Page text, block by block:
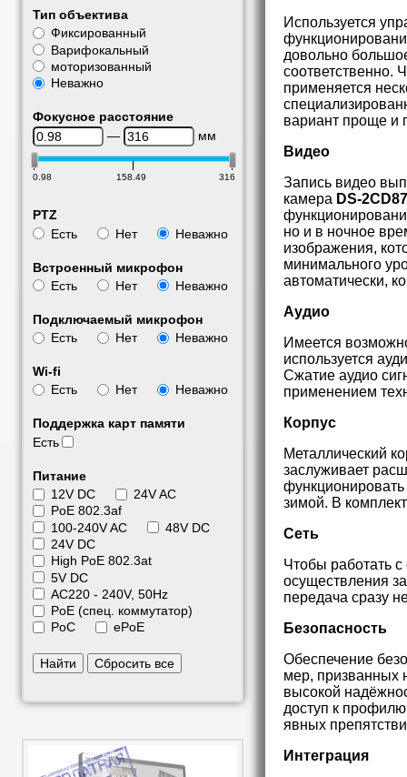
Тип объектива
Фиксированный
Варифокальный
моторизованный
Неважно
Фокусное расстояние
—
мм
0.98 158.49 316
PTZ
Есть
Нет Неважно
Встроенный микрофон
Есть
Нет Неважно
Подключаемый микрофон
Есть
Нет Неважно
Wi-fi
Есть
Нет Неважно
Поддержка карт памяти
Есть
Питание
12V DC
24V AC
PoE 802.3af
100-240V AC
48V DC
24V DC
High PoE 802.3at
5V DC
АС220 - 240V, 50Hz
PoE (спец. коммутатор)
PoC
ePoE
Найти Сбросить все
Используется
довольно
соответственно.
применяется
вариант проще и
Видео
Запись видео
камера DS-2CD
но и в ночное
изображения,
минимального
автоматически,
Аудио
Имеется
используется
Сжатие аудио
применением
Корпус
Металлический
заслуживает
зимой. В
Сеть
Чтобы работать
осуществления
передача сразу
Безопасность
Обеспечение
мер, призванных
высокой
доступ к
явных
Интеграция